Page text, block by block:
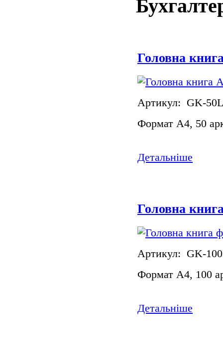
Головна
Артикул: GK-50L
Формат А4, 50
Детальніше
Головна
Артикул: GK-
Формат А4, 100
Детальніше